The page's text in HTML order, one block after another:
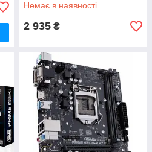
Немає в наявності
2 935 ₴